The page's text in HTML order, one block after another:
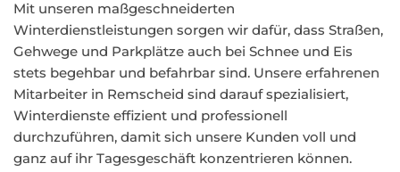
Mit unseren maßgeschneiderten
Winterdienstleistungen sorgen wir dafür, dass Straßen,
Gehwege und Parkplätze auch bei Schnee und Eis
stets begehbar und befahrbar sind. Unsere erfahrenen
Mitarbeiter in Remscheid sind darauf spezialisiert,
Winterdienste effizient und professionell
durchzuführen, damit sich unsere Kunden voll und
ganz auf ihr Tagesgeschäft konzentrieren können.